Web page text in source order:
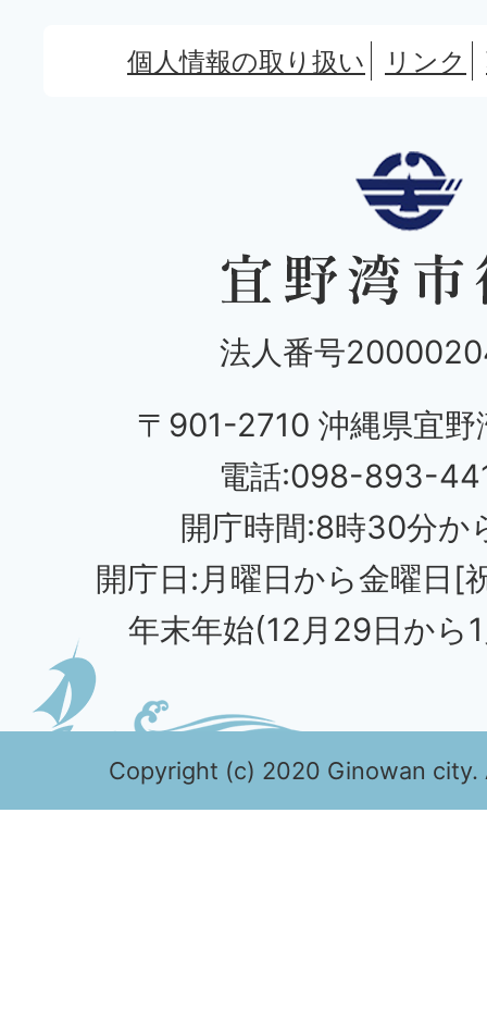
個人情報の取り扱い リンク
法人番号
〒901-2710 沖縄県宜野
電話:098-893-
開庁時間:8時30分か
開庁日:月曜日から金曜日[
年末年始(12月29日から
Copyright (c) 2020 Ginowan city.